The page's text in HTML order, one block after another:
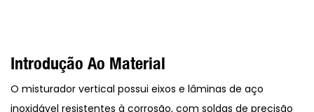
Introdução Ao Material
O misturador vertical possui eixos e lâminas de aço
inoxidável resistentes à corrosão, com soldas de precisão